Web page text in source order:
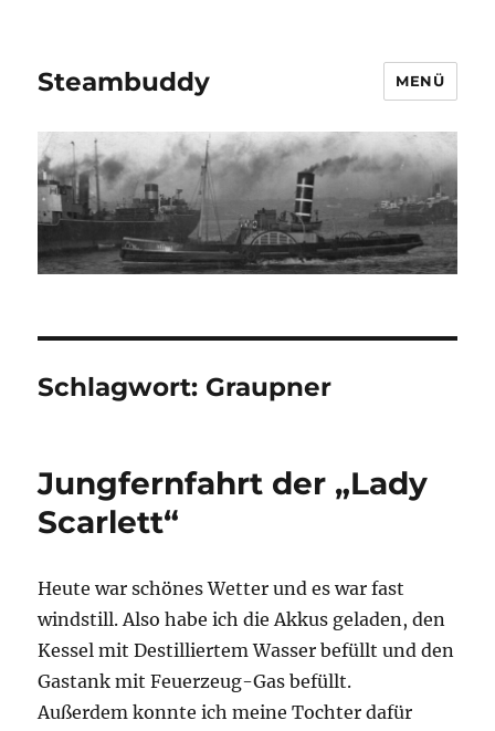
Steambuddy MENÜ
Schlagwort: Graupner
Jungfernfahrt der „Lady
Scarlett“
Heute war schönes Wetter und es war fast
windstill. Also habe ich die Akkus geladen, den
Kessel mit Destilliertem Wasser befüllt und den
Gastank mit Feuerzeug-Gas befüllt.
Außerdem konnte ich meine Tochter dafür